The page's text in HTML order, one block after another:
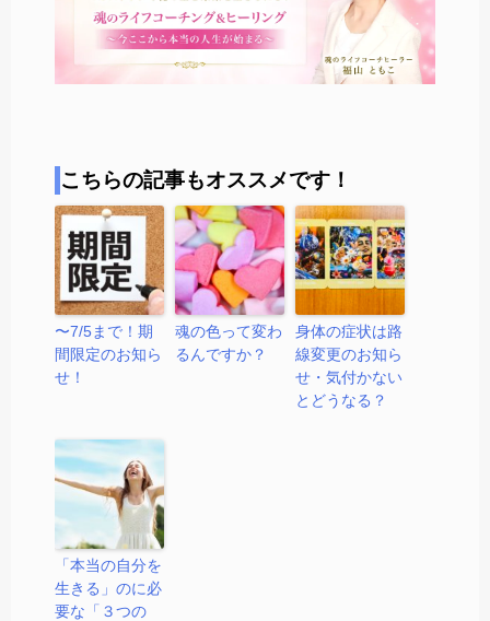
こちらの記事もオススメです！
〜7/5まで！期
間限定のお知ら
せ！
魂の色って変わ
るんですか？
身体の症状は路
線変更のお知ら
せ・気付かない
とどうなる？
「本当の自分を
生きる」のに必
要な「３つの